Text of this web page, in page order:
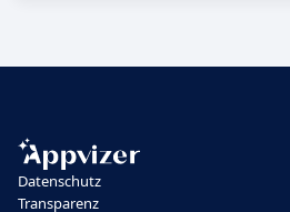
Datenschutz
Transparenz